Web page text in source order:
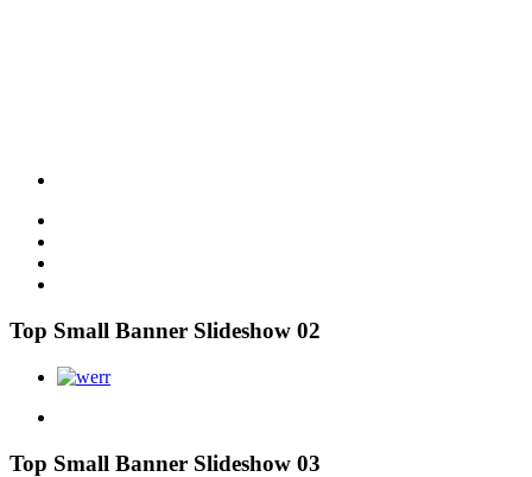
Top Small Banner Slideshow 02
Top Small Banner Slideshow 03